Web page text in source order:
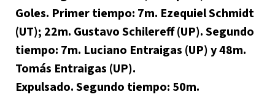
Goles. Primer tiempo: 7m. Ezequiel Schmidt
(UT); 22m. Gustavo Schilereff (UP). Segundo
tiempo: 7m. Luciano Entraigas (UP) y 48m.
Tomás Entraigas (UP).
Expulsado. Segundo tiempo: 50m.